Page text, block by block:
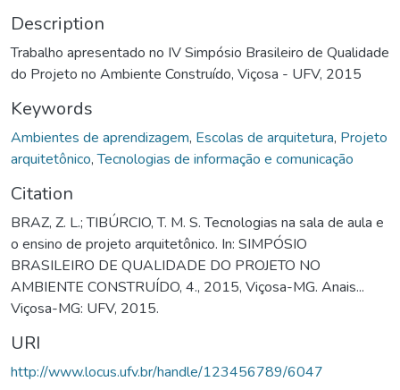
Description
Trabalho apresentado no IV Simpósio Brasileiro de Qualidade
do Projeto no Ambiente Construído, Viçosa - UFV, 2015
Keywords
Ambientes de aprendizagem, Escolas de arquitetura, Projeto
arquitetônico,Tecnologias de informação e comunicação
Citation
BRAZ, Z. L.; TIBÚRCIO, T. M. S. Tecnologias na sala de aula e
o ensino de projeto arquitetônico. In: SIMPÓSIO
BRASILEIRO DE QUALIDADE DO PROJETO NO
AMBIENTE CONSTRUÍDO, 4., 2015, Viçosa-MG. Anais...
Viçosa-MG: UFV, 2015.
URI
http://www.locus.ufv.br/handle/123456789/6047